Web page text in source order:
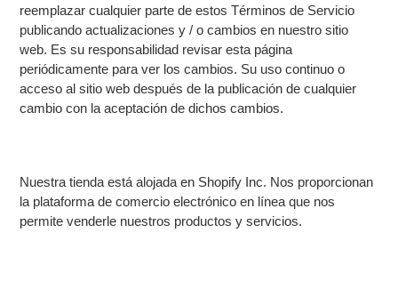
reemplazar cualquier parte de estos Términos de Servicio
publicando actualizaciones y / o cambios en nuestro sitio
web. Es su responsabilidad revisar esta página
periódicamente para ver los cambios. Su uso continuo o
acceso al sitio web después de la publicación de cualquier
cambio con la aceptación de dichos cambios.
Nuestra tienda está alojada en Shopify Inc. Nos proporcionan
la plataforma de comercio electrónico en línea que nos
permite venderle nuestros productos y servicios.